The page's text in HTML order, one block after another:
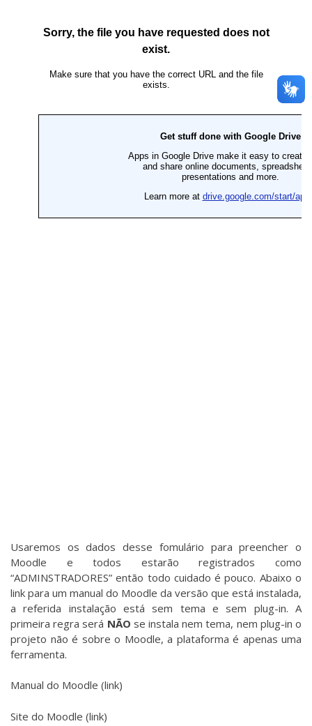
Usaremos os dados desse fomulário para preencher o
Moodle e todos estarão registrados como
“ADMINSTRADORES” então todo cuidado é pouco. Abaixo o
link para um manual do Moodle da versão que está instalada,
a referida instalação está sem tema e sem plug-in. A
primeira regra será NÃO se instala nem tema, nem plug-in o
projeto não é sobre o Moodle, a plataforma é apenas uma
ferramenta.
Manual do Moodle (link)
Site do Moodle (link)